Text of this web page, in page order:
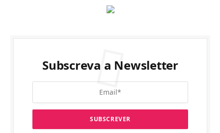
Subscreva a Newsletter